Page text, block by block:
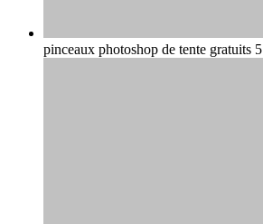
pinceaux photoshop de tente gratuits 5